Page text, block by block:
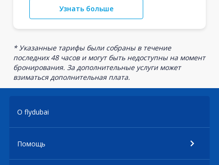
Узнать больше
* Указанные тарифы были собраны в течение
последних 48 часов и могут быть недоступны на момент
бронирования. За дополнительные услуги может
взиматься дополнительная плата.
О flydubai
Помощь